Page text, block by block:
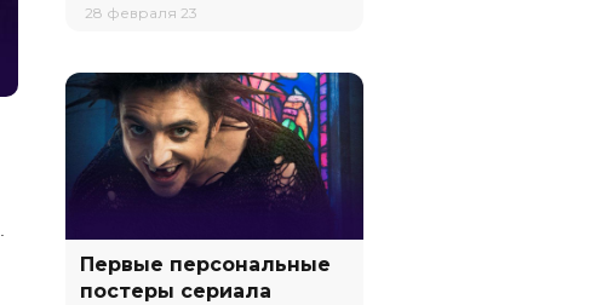
28 февраля 23
Первые персональные
постеры сериала